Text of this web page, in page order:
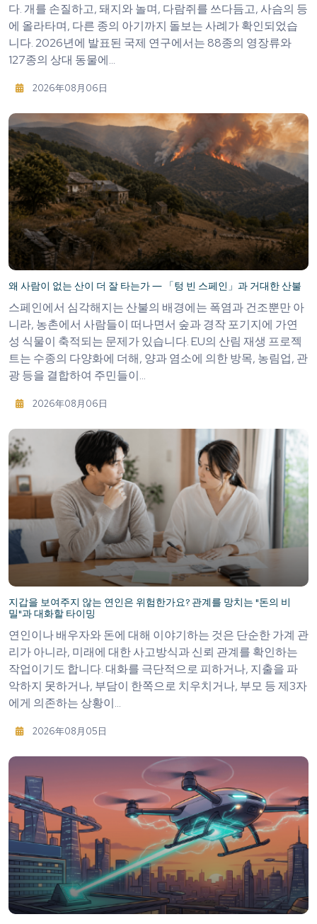
다. 개를 손질하고, 돼지와 놀며, 다람쥐를 쓰다듬고, 사슴의 등
에 올라타며, 다른 종의 아기까지 돌보는 사례가 확인되었습
니다. 2026년에 발표된 국제 연구에서는 88종의 영장류와
127종의 상대 동물에...
2026年08月06日
왜 사람이 없는 산이 더 잘 타는가 ― 「텅 빈 스페인」과 거대한 산불
스페인에서 심각해지는 산불의 배경에는 폭염과 건조뿐만 아
니라, 농촌에서 사람들이 떠나면서 숲과 경작 포기지에 가연
성 식물이 축적되는 문제가 있습니다. EU의 산림 재생 프로젝
트는 수종의 다양화에 더해, 양과 염소에 의한 방목, 농림업, 관
광 등을 결합하여 주민들이...
2026年08月06日
지갑을 보여주지 않는 연인은 위험한가요? 관계를 망치는 "돈의 비
밀"과 대화할 타이밍
연인이나 배우자와 돈에 대해 이야기하는 것은 단순한 가계 관
리가 아니라, 미래에 대한 사고방식과 신뢰 관계를 확인하는
작업이기도 합니다. 대화를 극단적으로 피하거나, 지출을 파
악하지 못하거나, 부담이 한쪽으로 치우치거나, 부모 등 제3자
에게 의존하는 상황이...
2026年08月05日